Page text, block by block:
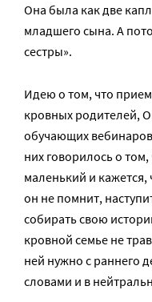
Она была как две
младшего сына. А
сестры».
Идею о том, что
кровных родителей,
обучающих
них говорилось о
маленький и кажется,
он не помнит,
собирать свою
кровной семье не
ней нужно с раннего
словами и в